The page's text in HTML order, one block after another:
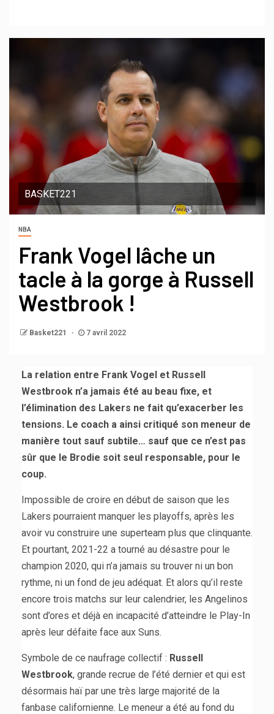
BASKET221
NBA
Frank Vogel lâche un
tacle à la gorge à Russell
Westbrook !
Basket221 7 avril 2022
La relation entre Frank Vogel et Russell
Westbrook n’a jamais été au beau fixe, et
l’élimination des Lakers ne fait qu’exacerber les
tensions. Le coach a ainsi critiqué son meneur de
manière tout sauf subtile… sauf que ce n’est pas
sûr que le Brodie soit seul responsable, pour le
coup.
Impossible de croire en début de saison que les
Lakers pourraient manquer les playoffs, après les
avoir vu construire une superteam plus que clinquante.
Et pourtant, 2021-22 a tourné au désastre pour le
champion 2020, qui n’a jamais su trouver ni un bon
rythme, ni un fond de jeu adéquat. Et alors qu’il reste
encore trois matchs sur leur calendrier, les Angelinos
sont d’ores et déjà en incapacité d’atteindre le Play-In
après leur défaite face aux Suns.
Symbole de ce naufrage collectif : Russell
Westbrook, grande recrue de l’été dernier et qui est
désormais haï par une très large majorité de la
fanbase californienne. Le meneur a été au fond du